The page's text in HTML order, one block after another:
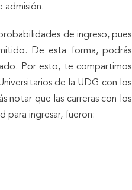
admisión.
de ingreso, pues
De esta forma, podrás
Por esto, te compartimos
de la UDG con los
notar que las carreras con los
para ingresar, fueron: